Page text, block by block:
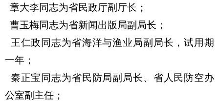
章大李同志为省民政厅副厅长；
曹玉梅同志为省新闻出版局副局长；
王仁政同志为省海洋与渔业局副局长，试用期
一年；
秦正宝同志为省民防局副局长、省人民防空办
公室副主任；